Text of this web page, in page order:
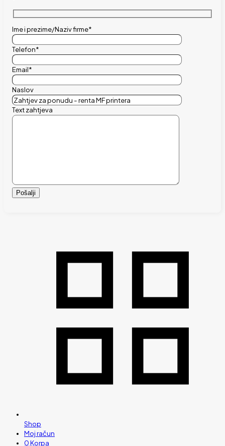
Ime i prezime/Naziv firme*
Telefon*
Email*
Naslov
Text zahtjeva
Shop
Moj račun
0Korpa